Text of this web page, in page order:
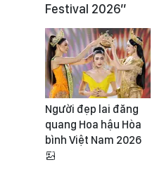
Festival 2026”
Người đẹp lai đăng
quang Hoa hậu Hòa
bình Việt Nam 2026